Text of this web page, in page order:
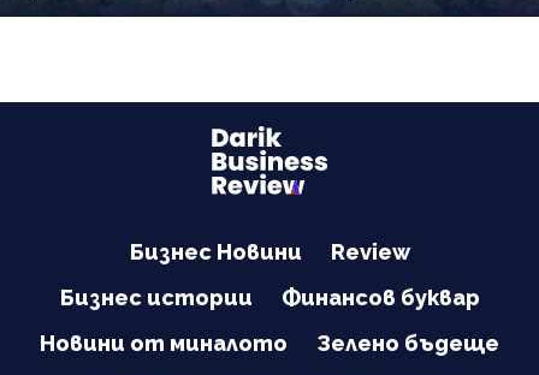
Бизнес Новини
Review
Бизнес истории
Финансов буквар
Новини от миналото
Зелено бъдеще